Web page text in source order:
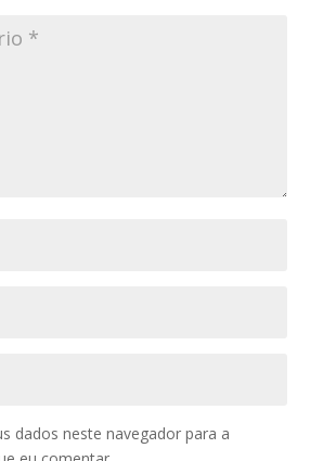
dados neste navegador para a